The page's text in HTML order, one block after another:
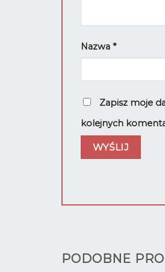
Nazwa *
Zapisz moje
kolejnych
PODOBNE